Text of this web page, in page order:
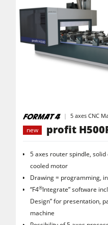
5 axes CNC
new
profit
5 axes router spindle,
cooled motor
Drawing = programming,
“F4®Integrate” software
Design” for presentation,
machine